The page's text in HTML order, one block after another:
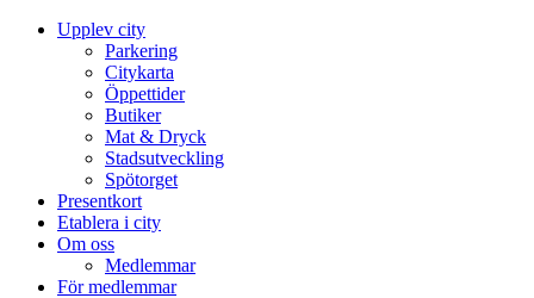
Upplev city
Parkering
Citykarta
Öppettider
Butiker
Mat & Dryck
Stadsutveckling
Spötorget
Presentkort
Etablera i city
Om oss
Medlemmar
För medlemmar